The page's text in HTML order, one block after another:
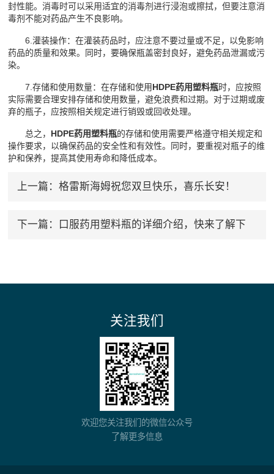
封性能。消毒时可以采用适宜的消毒剂进行浸泡或擦拭，但要注意消
毒剂不能对药品产生不良影响。
6.灌装操作：在灌装药品时，应注意不要过量或不足，以免影响
药品的质量和效果。同时，要确保瓶盖密封良好，避免药品泄漏或污
染。
7.存储和使用数量：在存储和使用HDPE药用塑料瓶时，应按照
实际需要合理安排存储和使用数量，避免浪费和过期。对于过期或废
弃的瓶子，应按照相关规定进行销毁或回收处理。
总之， HDPE药用塑料瓶的存储和使用需要严格遵守相关规定和
操作要求，以确保药品的安全性和有效性。同时，要重视对瓶子的维
护和保养，提高其使用寿命和降低成本。
上一篇： 格雷斯海姆祝您双旦快乐，喜乐长安！
下一篇： 口服药用塑料瓶的详细介绍，快来了解下
关注我们
欢迎您关注我们的微信公众号
了解更多信息